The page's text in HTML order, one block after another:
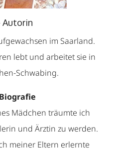
Autorin
im Saarland.
lebt und arbeitet sie in
Schwabing.
Biografie
Mädchen träumte ich
und Ärztin zu werden.
meiner Eltern erlernte